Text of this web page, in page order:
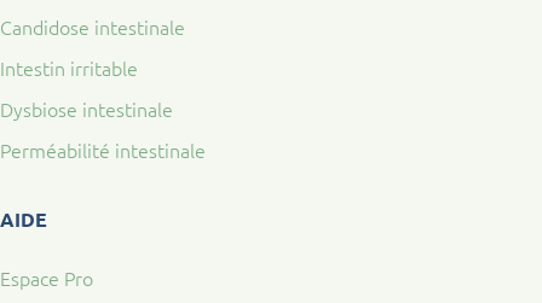
Candidose intestinale
Intestin irritable
Dysbiose intestinale
Perméabilité intestinale
AIDE
Espace Pro